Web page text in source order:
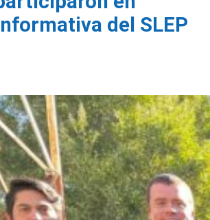
del SLEP